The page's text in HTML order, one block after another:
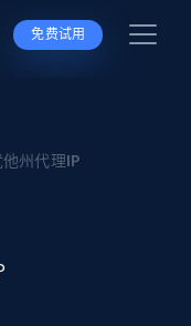
免费试用
他州代理IP